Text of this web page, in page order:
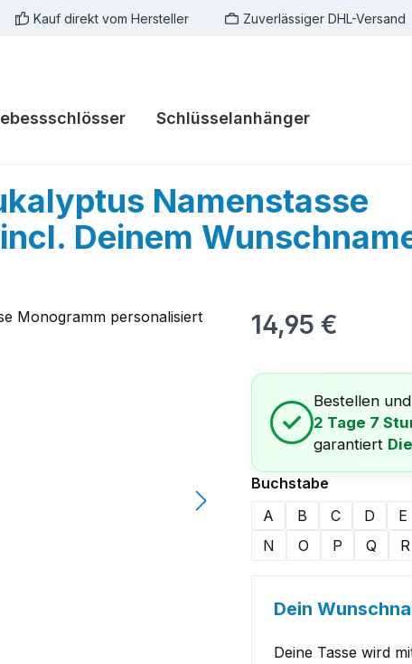
Kauf direkt vom Hersteller Zuverlässiger DHL-Versand
Schlüsselanhänger
Namenstasse
Deinem
Regulärer Preis:
14,95 €
✓
Bestellen
2 Tage 7
garantiert
Buchstabeauswählen
A
B C D E
N
O P Q R
Dein
Deine Tasse wird